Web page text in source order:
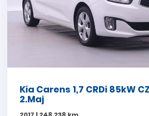
Kia Carens 1,7 CRDi 85kW
2.Maj